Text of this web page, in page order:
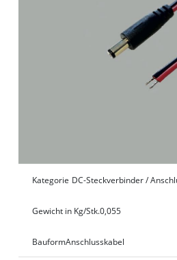
Kategorie DC-Steckverbinder /
Gewicht in Kg/Stk.0,055
BauformAnschlusskabel